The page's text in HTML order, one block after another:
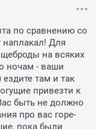
по сравнению со
Для
на всяких
ночам - ваши
там и так
привезти к
быть не должно
про вас горе-
пока были